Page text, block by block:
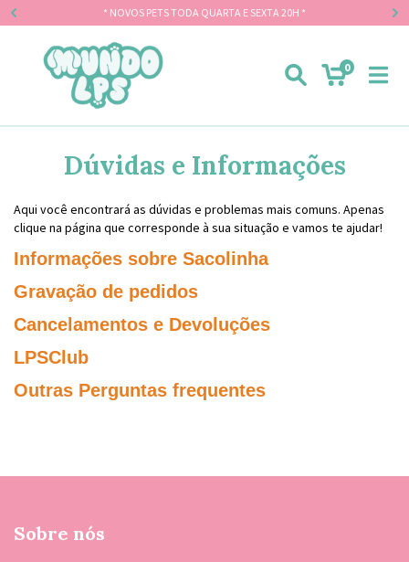
* NOVOS PETS TODA QUARTA E SEXTA 20H *
0
Dúvidas e Informações
Aqui você encontrará as dúvidas e problemas mais comuns. Apenas
clique na página que corresponde à sua situação e vamos te ajudar!
Informações sobre Sacolinha
Gravação de pedidos
Cancelamentos e Devoluções
LPSClub
Outras Perguntas frequentes
Sobre nós